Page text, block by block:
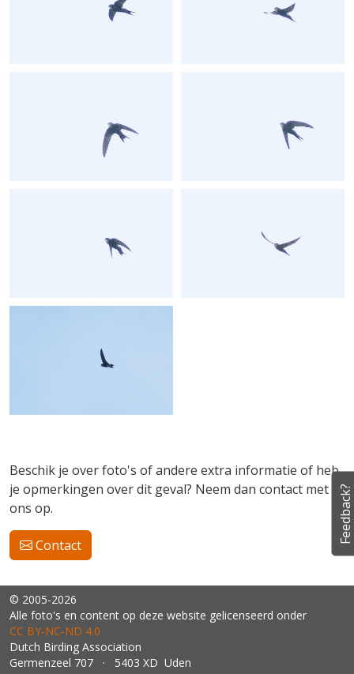
Beschik je over foto's of andere extra informatie of heb
je opmerkingen over dit geval? Neem dan contact met
ons op.
Contact
© 2005-2026
Alle foto's en content op deze website gelicenseerd onder
CC BY‑NC‑ND 4.0
Dutch Birding Association
Germenzeel 707 · 5403 XD Uden
Feedback?